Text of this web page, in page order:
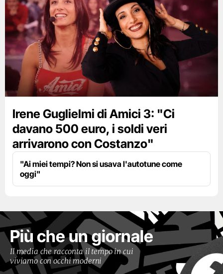
Irene Guglielmi di Amici 3: "Ci
davano 500 euro, i soldi veri
arrivarono con Costanzo"
"Ai miei tempi? Non si usava l'autotune come
oggi"
Più che un giornale
Il media che racconta il tempo in cui
viviamo con occhi moderni